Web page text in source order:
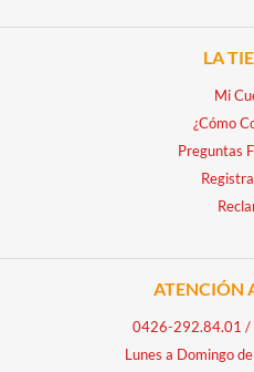
LA
Mi
¿Cómo
Preguntas
ATENCIÓN
0426-292.84.01 /
Lunes a Domingo